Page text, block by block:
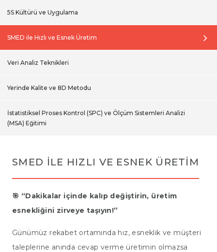
5S Kültürü ve Uygulama
SMED ile Hızlı ve Esnek Üretim
Veri Analiz Teknikleri
Yerinde Kalite ve 8D Metodu
İstatistiksel Proses Kontrol (SPC) ve Ölçüm Sistemleri Analizi
(MSA) Eğitimi
SMED ILE HIZLI VE ESNEK ÜRETIM
🎯 “Dakikalar içinde kalıp değiştirin, üretim
esnekliğini zirveye taşıyın!”
Günümüz rekabet ortamında hız, esneklik ve müşteri
taleplerine anında cevap verme üretimin olmazsa